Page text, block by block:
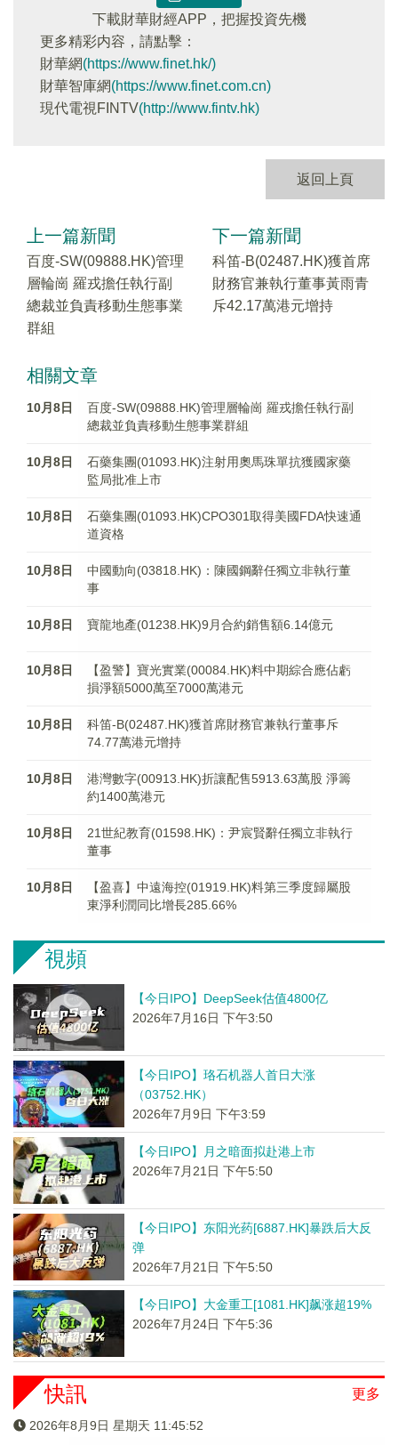
下載財華財經APP，把握投資先機
更多精彩内容，請點擊：
財華網(https://www.finet.hk/)
財華智庫網(https://www.finet.com.cn)
現代電視FINTV(http://www.fintv.hk)
返回上頁
上一篇新聞
百度-SW(09888.HK)管理
層輪崗 羅戎擔任執行副
總裁並負責移動生態事業
群組
下一篇新聞
科笛-B(02487.HK)獲首席
財務官兼執行董事黃雨青
斥42.17萬港元增持
相關文章
10月8日
百度-SW(09888.HK)管理層輪崗 羅戎擔任執行副
總裁並負責移動生態事業群組
10月8日
石藥集團(01093.HK)注射用奧馬珠單抗獲國家藥
監局批准上市
10月8日
石藥集團(01093.HK)CPO301取得美國FDA快速通
道資格
10月8日
中國動向(03818.HK)：陳國鋼辭任獨立非執行董
事
10月8日 寶龍地產(01238.HK)9月合約銷售額6.14億元
10月8日
【盈警】寶光實業(00084.HK)料中期綜合應佔虧
損淨額5000萬至7000萬港元
10月8日
科笛-B(02487.HK)獲首席財務官兼執行董事斥
74.77萬港元增持
10月8日
港灣數字(00913.HK)折讓配售5913.63萬股 淨籌
約1400萬港元
10月8日
21世紀教育(01598.HK)：尹宸賢辭任獨立非執行
董事
10月8日
【盈喜】中遠海控(01919.HK)料第三季度歸屬股
東淨利潤同比增長285.66%
視頻
【今日IPO】DeepSeek估值4800亿
2026年7月16日 下午3:50
【今日IPO】珞石机器人首日大涨
（03752.HK）
2026年7月9日 下午3:59
【今日IPO】月之暗面拟赴港上市
2026年7月21日 下午5:50
【今日IPO】东阳光药[6887.HK]暴跌后大反
弹
2026年7月21日 下午5:50
【今日IPO】大金重工[1081.HK]飙涨超19%
2026年7月24日 下午5:36
更多
快訊
2026年8月9日 星期天 11:45:52